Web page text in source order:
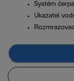
Systém
Ukazatel